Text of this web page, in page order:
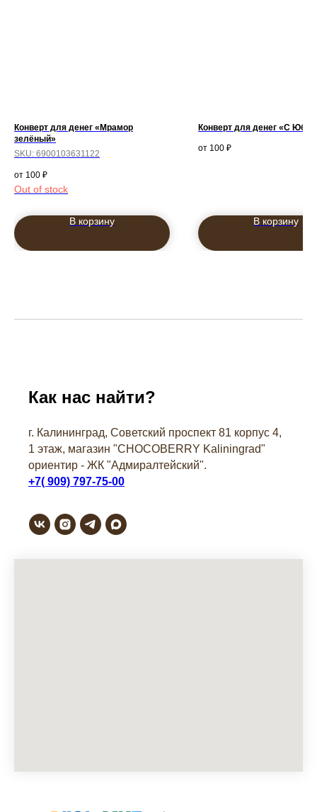
Конверт для денег «Мрамор
зелёный»
SKU: 6900103631122
100 ₽
Out of stock
В корзину
Конверт для денег «С
100 ₽
В корзину
Как нас найти?
г. Калининград, Советский проспект 81 корпус 4,
1 этаж, магазин "СHOCOBERRY Kaliningrad"
ориентир - ЖК "Адмиралтейский".
+7( 909) 797-75-00